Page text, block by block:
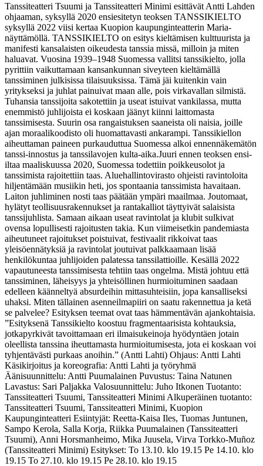
Tanssiteatteri Tsuumi ja Tanssiteatteri Minimi esittävät Antti Lahden
ohjaaman, syksyllä 2020 ensiesitetyn teoksen TANSSIKIELTO
syksyllä 2022 viisi kertaa Kuopion kaupunginteatterin Maria-
näyttämöllä. TANSSIKIELTO on esitys kieltämisen kulttuurista ja
manifesti kansalaisten oikeudesta tanssia missä, milloin ja miten
haluavat. Vuosina 1939–1948 Suomessa vallitsi tanssikielto, jolla
pyrittiin vaikuttamaan kansankunnan siveyteen kieltämällä
tanssiminen julkisissa tilaisuuksissa. Tämä jäi kuitenkin vain
yritykseksi ja juhlat painuivat maan alle, pois virkavallan silmistä.
Tuhansia tanssijoita sakotettiin ja useat istuivat vankilassa, mutta
enemmistö juhlijoista ei koskaan jäänyt kiinni laittomasta
tanssimisesta. Suurin osa rangaistuksen saaneista oli naisia, joille
ajan moraalikoodisto oli huomattavasti ankarampi. Tanssikiellon
aiheuttaman paineen purkauduttua Suomessa alkoi ennennäkemätön
tanssi-innostus ja tanssilavojen kulta-aika.Juuri ennen teoksen ensi-
iltaa maaliskuussa 2020, Suomessa todettiin poikkeusolot ja
tanssimista rajoitettiin taas. Aluehallintovirasto ohjeisti ravintoloita
hiljentämään musiikin heti, jos spontaania tanssimista havaitaan.
Laiton juhliminen nosti taas päätään ympäri maailmaa. Joutomaat,
hylätyt teollisuusrakennukset ja rantakalliot täyttyivät salaisista
tanssijuhlista. Samaan aikaan useat ravintolat ja klubit sulkivat
ovensa lopullisesti rajoitusten takia. Kun viimeisetkin pandemiasta
aiheutuneet rajoitukset poistuivat, festivaalit rikkoivat taas
yleisöennätyksiä ja ravintolat joutuivat palkkaamaan lisää
henkilökuntaa juhlijoiden palatessa tanssilattioille. Kesällä 2022
vapautuneesta tanssimisesta tehtiin taas ongelma. Mistä johtuu että
tanssiminen, läheisyys ja yhteisöllinen hurmioituminen saadaan
edelleen käänneltyä absurdeihin mittasuhteisiin, jopa kansalliseksi
uhaksi. Miten tällainen asenneilmapiiri on saatu rakennettua ja ketä
se palvelee? Esityksen teemat ovat taas hämmentävän ajankohtaisia.
”Esityksenä Tanssikielto koostuu fragmentaarisista kohtauksia,
jotkapyrkivät tavoittamaan eri ilmaisukeinoja hyödyntäen jotain
oleellista tanssina iheuttamasta hurmioitumisesta, jota ei koskaan voi
tyhjentävästi purkaas anoihin.” (Antti Lahti) Ohjaus: Antti Lahti
Käsikirjoitus ja koreografia: Antti Lahti ja työryhmä
Äänisuunnittelu: Antti Puumalainen Puvustus: Taina Natunen
Lavastus: Sari Paljakka Valosuunnittelu: Juho Itkonen Tuotanto:
Tanssiteatteri Tsuumi, Tanssiteatteri Minimi Alkuperäinen tuotanto:
Tanssiteatteri Tsuumi, Tanssiteatteri Minimi, Kuopion
Kaupunginteatteri Esiintyjät: Reetta-Kaisa Iles, Tuomas Juntunen,
Sampo Kerola, Salla Korja, Riikka Puumalainen (Tanssiteatteri
Tsuumi), Anni Horsmanheimo, Mika Juusela, Virva Torkko-Muñoz
(Tanssiteatteri Minimi) Esitykset: To 13.10. klo 19.15 Pe 14.10. klo
19.15 To 27.10. klo 19.15 Pe 28.10. klo 19.15